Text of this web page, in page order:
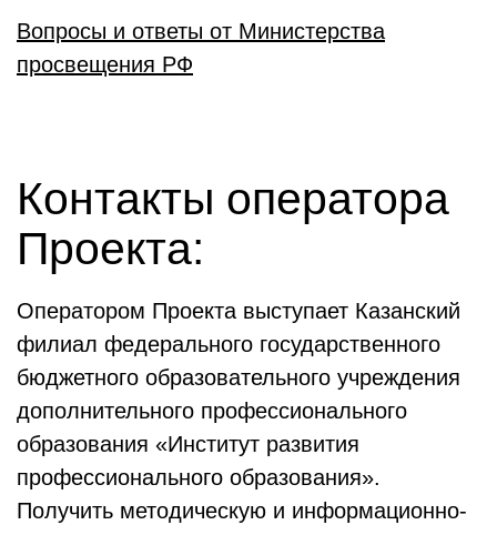
Вопросы и ответы от Министерства
просвещения РФ
Контакты оператора
Проекта:
Оператором Проекта выступает Казанский
филиал федерального государственного
бюджетного образовательного учреждения
дополнительного профессионального
образования «Институт развития
профессионального образования».
Получить методическую и информационно-